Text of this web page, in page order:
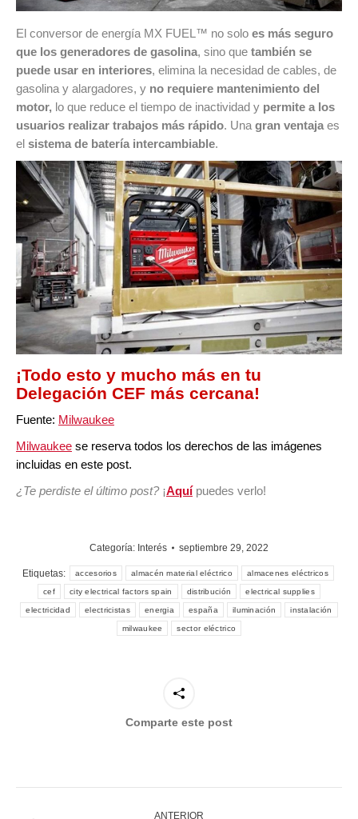
El conversor de energía MX FUEL™ no solo es más seguro
que los generadores de gasolina, sino que también se
puede usar en interiores, elimina la necesidad de cables, de
gasolina y alargadores, y no requiere mantenimiento del
motor, lo que reduce el tiempo de inactividad y permite a los
usuarios realizar trabajos más rápido. Una gran ventaja es
el sistema de batería intercambiable.
¡Todo esto y mucho más en tu
Delegación CEF más cercana!
Fuente: Milwaukee
Milwaukee se reserva todos los derechos de las imágenes
incluidas en este post.
¿Te perdiste el último post? ¡Aquípuedes verlo!
Categoría: Interés septiembre 29, 2022
Etiquetas: accesorios almacén material eléctrico almacenes eléctricos
cef city electrical factors spain distribución electrical supplies
electricidad electricistas energia españa iluminación instalación
milwaukee sector eléctrico
Comparte este post
ANTERIOR